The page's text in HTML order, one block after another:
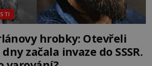
hrobky: Otevřeli
začala invaze do SSSR.